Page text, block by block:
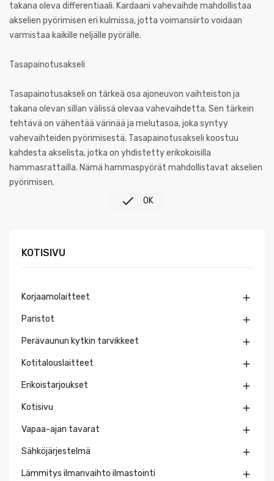
takana oleva differentiaali. Kardaani vahevaihde mahdollistaa
akselien pyörimisen eri kulmissa, jotta voimansiirto voidaan
varmistaa kaikille neljälle pyörälle.
Tasapainotusakseli
Tasapainotusakseli on tärkeä osa ajoneuvon vaihteiston ja
takana olevan sillan välissä olevaa vahevaihdetta. Sen tärkein
tehtävä on vähentää värinää ja melutasoa, joka syntyy
vahevaihteiden pyörimisestä. Tasapainotusakseli koostuu
kahdesta akselista, jotka on yhdistetty erikokoisilla
hammasrattailla. Nämä hammaspyörät mahdollistavat akselien
pyörimisen.
 OK
KOTISIVU
Korjaamolaitteet 
Paristot 
Perävaunun kytkin tarvikkeet 
Kotitalouslaitteet 
Erikoistarjoukset 
Kotisivu 
Vapaa-ajan tavarat 
Sähköjärjestelmä 
Lämmitys ilmanvaihto ilmastointi 